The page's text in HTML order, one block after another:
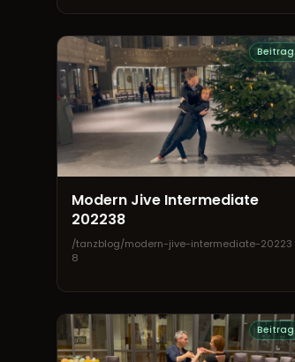
Beitrag
Modern Jive Intermediate
202238
/tanzblog/modern-jive-intermediate-20223
8
Beitrag